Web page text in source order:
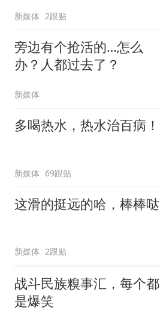
新媒体 2跟贴
旁边有个抢活的…怎么
办？人都过去了？
新媒体
多喝热水，热水治百病！
新媒体 69跟贴
这滑的挺远的哈，棒棒哒
新媒体 2跟贴
战斗民族糗事汇，每个都
是爆笑